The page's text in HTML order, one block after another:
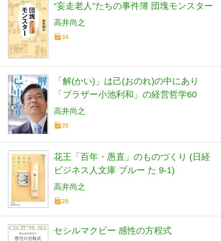
“妄走老人”たちの事件簿 団塊モンスター
高井尚之
34
「解(かい)」は己(おのれ)の中にあり
「ブラザー小池利和」の経営哲学60
高井尚之
35
花王「百年・愚直」のものづくり (日経
ビジネス人文庫 ブルー た 9-1)
高井尚之
29
セシルマクビー 感性の方程式